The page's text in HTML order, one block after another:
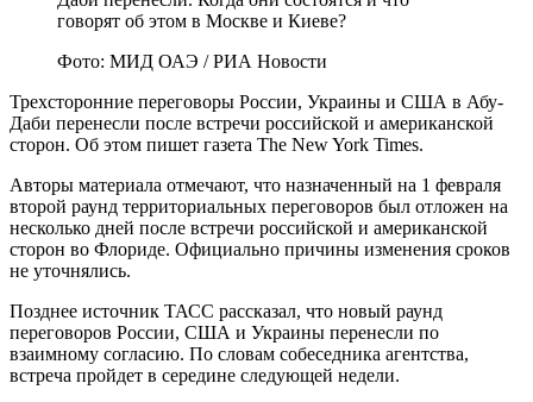
Фото: МИД ОАЭ / РИА Новости
Трехсторонние переговоры России, Украины и США в Абу-
Даби перенесли после встречи российской и американской
сторон. Об этом пишет газета The New York Times.
Авторы материала отмечают, что назначенный на 1 февраля
второй раунд территориальных переговоров был отложен на
несколько дней после встречи российской и американской
сторон во Флориде. Официально причины изменения сроков
не уточнялись.
Позднее источник ТАСС рассказал, что новый раунд
переговоров России, США и Украины перенесли по
взаимному согласию. По словам собеседника агентства,
встреча пройдет в середине следующей недели.